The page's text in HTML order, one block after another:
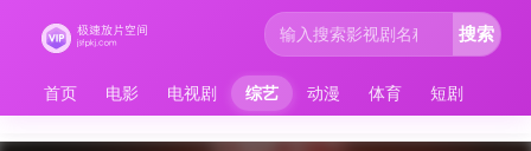
首页 电影 电视剧 综艺 动漫 体育 短剧
搜索